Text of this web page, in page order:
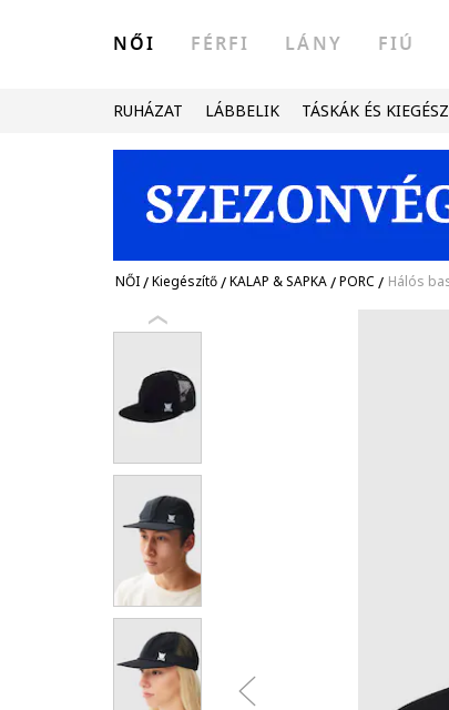
NŐI FÉRFI LÁNY FIÚ
RUHÁZAT LÁBBELIK TÁSKÁK ÉS
NŐI/Kiegészítő/KALAP & SAPKA/PORC / Hálós